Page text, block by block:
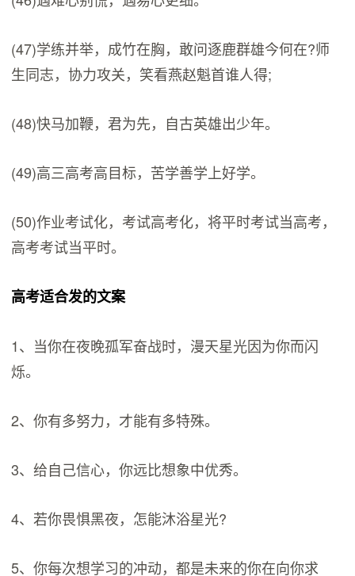
(47)学练并举，成竹在胸，敢问逐鹿群雄今何在?师
生同志，协力攻关，笑看燕赵魁首谁人得;
(48)快马加鞭，君为先，自古英雄出少年。
(49)高三高考高目标，苦学善学上好学。
(50)作业考试化，考试高考化，将平时考试当高考，
高考考试当平时。
高考适合发的文案
1、当你在夜晚孤军奋战时，漫天星光因为你而闪
烁。
2、你有多努力，才能有多特殊。
3、给自己信心，你远比想象中优秀。
4、若你畏惧黑夜，怎能沐浴星光?
5、你每次想学习的冲动，都是未来的你在向你求